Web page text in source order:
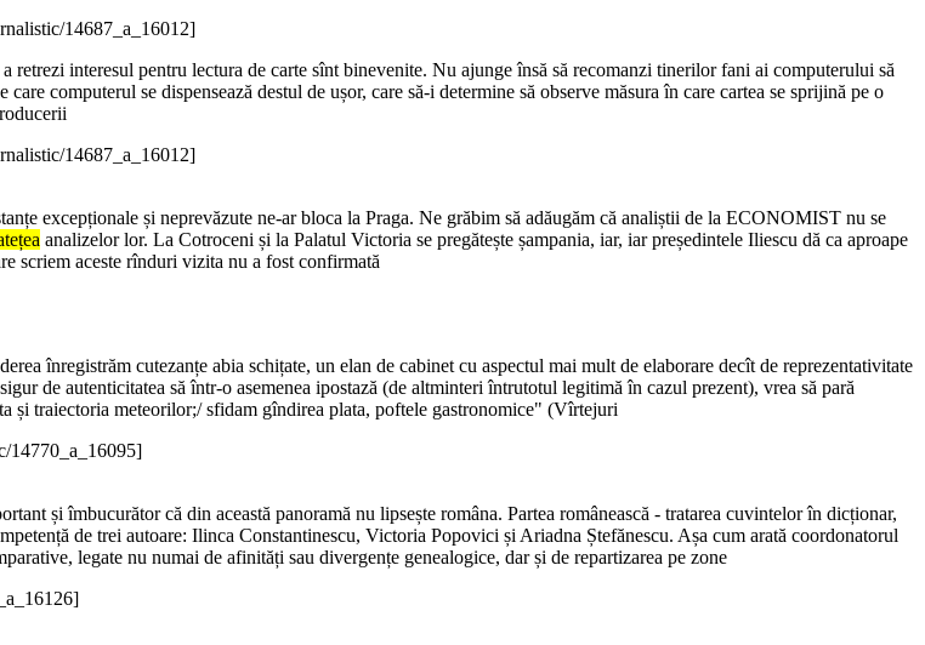
14687_a_16012]
interesul pentru lectura de carte sînt binevenite. Nu ajunge însă să recomanzi tinerilor fani ai computerului să
computerul se dispensează destul de ușor, care să-i determine să observe măsura în care cartea se sprijină pe o
14687_a_16012]
excepționale și neprevăzute ne-ar bloca la Praga. Ne grăbim să adăugăm că analiștii de la ECONOMIST nu se
analizelor lor. La Cotroceni și la Palatul Victoria se pregătește șampania, iar, iar președintele Iliescu dă ca aproape
scriem aceste rînduri vizita nu a fost confirmată
înregistrăm cutezanțe abia schițate, un elan de cabinet cu aspectul mai mult de elaborare decît de reprezentativitate
de autenticitatea să într-o asemenea ipostază (de altminteri întrutotul legitimă în cazul prezent), vrea să pară
și traiectoria meteorilor;/ sfidam gîndirea plata, poftele gastronomice" (Vîrtejuri
14770_a_16095]
și îmbucurător că din această panoramă nu lipsește româna. Partea românească - tratarea cuvintelor în dicționar,
de trei autoare: Ilinca Constantinescu, Victoria Popovici și Ariadna Ștefănescu. Așa cum arată coordonatorul
legate nu numai de afinități sau divergențe genealogice, dar și de repartizarea pe zone